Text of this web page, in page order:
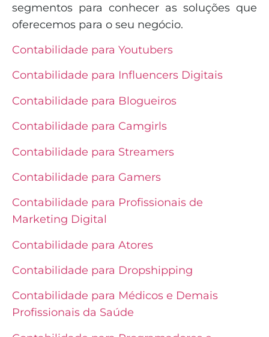
segmentos para conhecer as soluções que
oferecemos para o seu negócio.
Contabilidade para Youtubers
Contabilidade para Influencers Digitais
Contabilidade para Blogueiros
Contabilidade para Camgirls
Contabilidade para Streamers
Contabilidade para Gamers
Contabilidade para Profissionais de
Marketing Digital
Contabilidade para Atores
Contabilidade para Dropshipping
Contabilidade para Médicos e Demais
Profissionais da Saúde